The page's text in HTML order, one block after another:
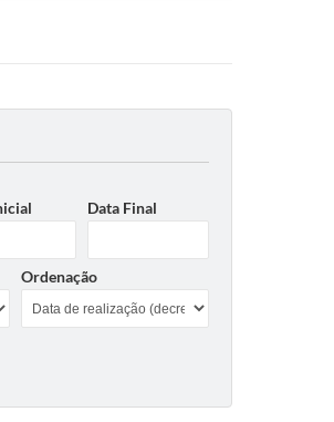
Data Final
Ordenação